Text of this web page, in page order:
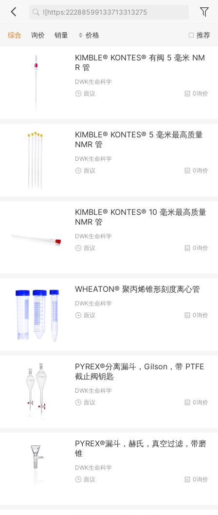
推荐
综合 询价 销量 价格
KIMBLE® KONTES® 有阀 5 毫米 NM
R 管
DWK生命科学
0询价
面议
KIMBLE® KONTES® 5 毫米最高质量
NMR 管
DWK生命科学
0询价
面议
KIMBLE® KONTES® 10 毫米最高质量
NMR 管
DWK生命科学
0询价
面议
WHEATON® 聚丙烯锥形刻度离心管
DWK生命科学
0询价
面议
PYREX®分离漏斗，Gilson，带 PTFE
截止阀钥匙
DWK生命科学
0询价
面议
PYREX®漏斗，赫氏，真空过滤，带磨
锥
DWK生命科学
0询价
面议